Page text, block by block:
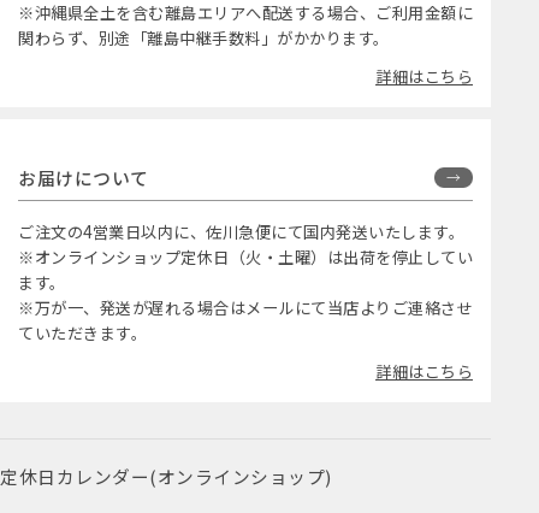
※沖縄県全土を含む離島エリアへ配送する場合、ご利用金額に
関わらず、別途「離島中継手数料」がかかります。
詳細はこちら
お届けについて
ご注文の4営業日以内に、佐川急便にて国内発送いたします。
※オンラインショップ定休日（火・土曜）は出荷を停止してい
ます。
※万が一、発送が遅れる場合はメールにて当店よりご連絡させ
ていただきます。
詳細はこちら
定休日カレンダー(オンラインショップ)